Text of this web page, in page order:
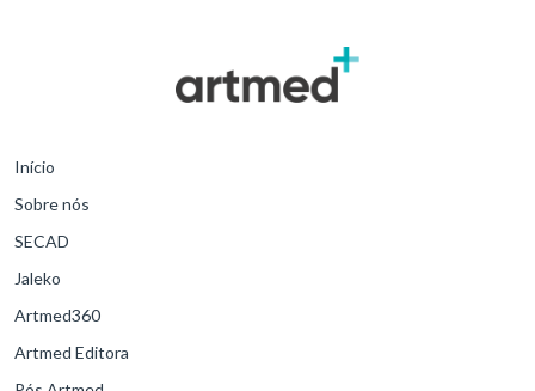
Início
Sobre nós
SECAD
Jaleko
Artmed360
Artmed Editora